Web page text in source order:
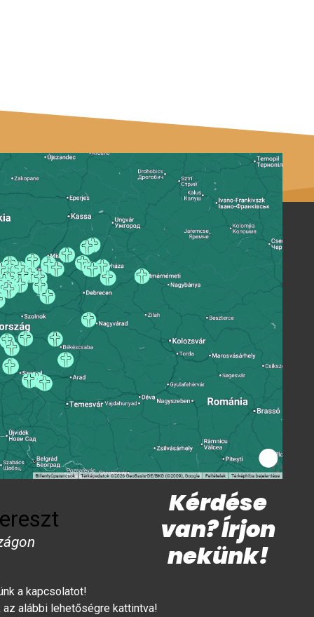
Kérdése
van? Írjon
nekünk!
a kapcsolatot!
az alábbi lehetőségre kattintva!